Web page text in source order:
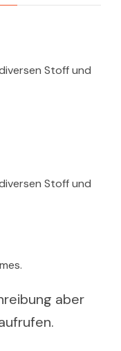
Stoff und
Stoff und
aber